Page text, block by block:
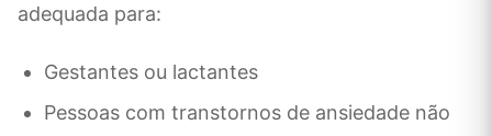
adequada para:
Gestantes ou lactantes
Pessoas com transtornos de ansiedade não